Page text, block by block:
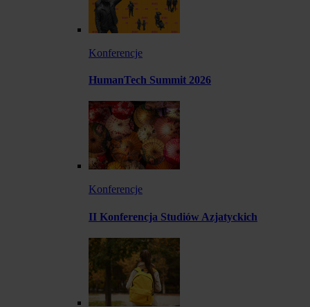
Konferencje
HumanTech Summit 2026
Konferencje
II Konferencja Studiów Azjatyckich